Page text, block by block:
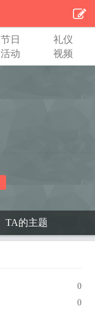
节日
礼仪
活动 视频
TA的主题
0
0